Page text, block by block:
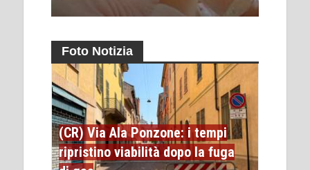
Foto Notizia
(CR) Via Ala Ponzone: i tempi
ripristino viabilità dopo la fuga